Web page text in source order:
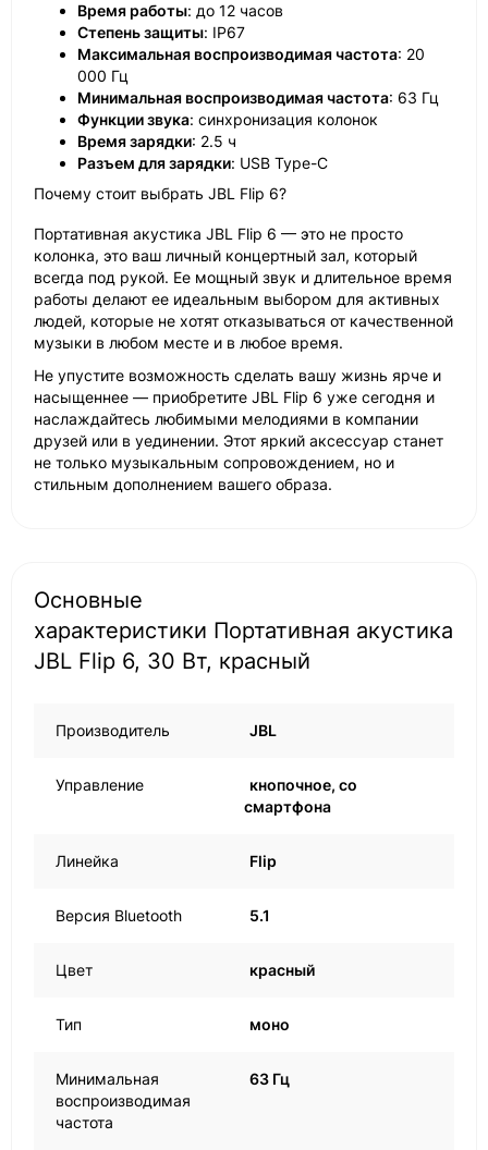
Время работы: до 12 часов
Степень защиты: IP67
Максимальная воспроизводимая частота: 20
000 Гц
Минимальная воспроизводимая частота: 63 Гц
Функции звука: синхронизация колонок
Время зарядки: 2.5 ч
Разъем для зарядки: USB Type-C
Почему стоит выбрать JBL Flip 6?
Портативная акустика JBL Flip 6 — это не просто
колонка, это ваш личный концертный зал, который
всегда под рукой. Ее мощный звук и длительное время
работы делают ее идеальным выбором для активных
людей, которые не хотят отказываться от качественной
музыки в любом месте и в любое время.
Не упустите возможность сделать вашу жизнь ярче и
насыщеннее — приобретите JBL Flip 6 уже сегодня и
наслаждайтесь любимыми мелодиями в компании
друзей или в уединении. Этот яркий аксессуар станет
не только музыкальным сопровождением, но и
стильным дополнением вашего образа.
Основные
характеристики Портативная акустика
JBL Flip 6, 30 Вт, красный
Производитель JBL
Управление
кнопочное, со
смартфона
Линейка Flip
Версия Bluetooth 5.1
Цвет красный
Тип моно
Минимальная
воспроизводимая
частота
63 Гц